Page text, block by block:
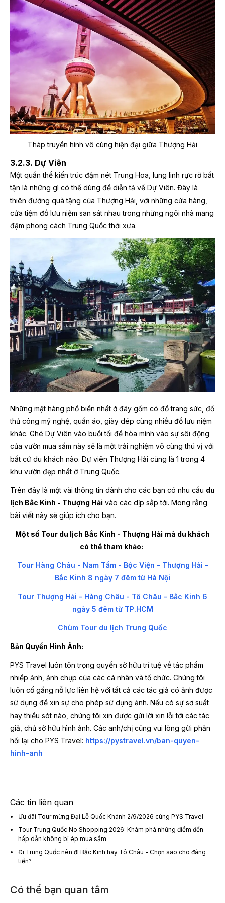
Tháp truyền hình vô cùng hiện đại giữa Thượng Hải
3.2.3. Dự Viên
Một quần thể kiến trúc đậm nét Trung Hoa, lung linh rực rỡ bất
tận là những gì có thể dùng để diễn tả về Dự Viên. Đây là
thiên đường quà tặng của Thượng Hải, với những cửa hàng,
cửa tiệm đồ lưu niệm san sát nhau trong những ngôi nhà mang
đậm phong cách Trung Quốc thời xưa.
Những mặt hàng phổ biến nhất ở đây gồm có đồ trang sức, đồ
thủ công mỹ nghệ, quần áo, giày dép cùng nhiều đồ lưu niệm
khác. Ghé Dự Viên vào buổi tối để hòa mình vào sự sôi động
của vườn mua sắm này sẽ là một trải nghiệm vô cùng thú vị với
bất cứ du khách nào. Dự viên Thượng Hải cũng là 1 trong 4
khu vườn đẹp nhất ở Trung Quốc.
Trên đây là một vài thông tin dành cho các bạn có nhu cầu du
lịch Bắc Kinh - Thượng Hải vào các dịp sắp tới. Mong rằng
bài viết này sẽ giúp ích cho bạn.
Một số Tour du lịch Bắc Kinh - Thượng Hải mà du khách
có thể tham khảo:
Tour Hàng Châu - Nam Tầm - Bộc Viện - Thượng Hải -
Bắc Kinh 8 ngày 7 đêm từ Hà Nội
Tour Thượng Hải - Hàng Châu - Tô Châu - Bắc Kinh 6
ngày 5 đêm từ TP.HCM
Chùm Tour du lịch Trung Quốc
Bản Quyền Hình Ảnh:
PYS Travel luôn tôn trọng quyền sở hữu trí tuệ về tác phẩm
nhiếp ảnh, ảnh chụp của các cá nhân và tổ chức. Chúng tôi
luôn cố gắng nỗ lực liên hệ với tất cả các tác giả có ảnh được
sử dụng để xin sự cho phép sử dụng ảnh. Nếu có sự sơ suất
hay thiếu sót nào, chúng tôi xin được gửi lời xin lỗi tới các tác
giả, chủ sở hữu hình ảnh. Các anh/chị cũng vui lòng gửi phản
hồi lại cho PYS Travel: https://pystravel.vn/ban-quyen-
hinh-anh
Các tin liên quan
Ưu đãi Tour mừng Đại Lễ Quốc Khánh 2/9/2026 cùng PYS Travel
Tour Trung Quốc No Shopping 2026: Khám phá những điểm đến
hấp dẫn không bị ép mua sắm
Đi Trung Quốc nên đi Bắc Kinh hay Tô Châu - Chọn sao cho đáng
tiền?
Có thể bạn quan tâm